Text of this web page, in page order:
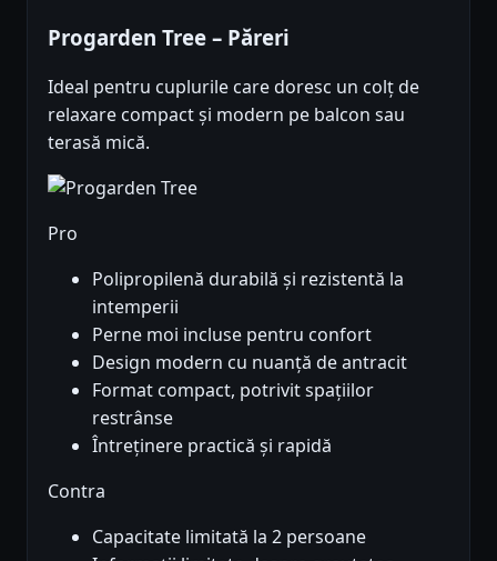
Progarden Tree – Păreri
Ideal pentru cuplurile care doresc un colț de
relaxare compact și modern pe balcon sau
terasă mică.
Pro
Polipropilenă durabilă și rezistentă la
intemperii
Perne moi incluse pentru confort
Design modern cu nuanță de antracit
Format compact, potrivit spațiilor
restrânse
Întreținere practică și rapidă
Contra
Capacitate limitată la 2 persoane